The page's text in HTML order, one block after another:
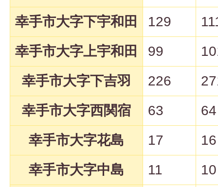
幸手市大字下宇和田
129
幸手市大字上宇和田
99
幸手市大字下吉羽
226
幸手市大字西関宿
63
64
幸手市大字花島
17
16
幸手市大字中島
11
10